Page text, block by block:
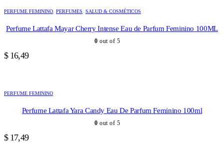
PERFUME FEMININO PERFUMES SALUD & COSMÉTICOS
Perfume Lattafa Mayar Cherry Intense Eau de Parfum Feminino 100ML
0 out of 5
$16,49
PERFUME FEMININO
Perfume Lattafa Yara Candy Eau De Parfum Feminino 100ml
0 out of 5
$17,49